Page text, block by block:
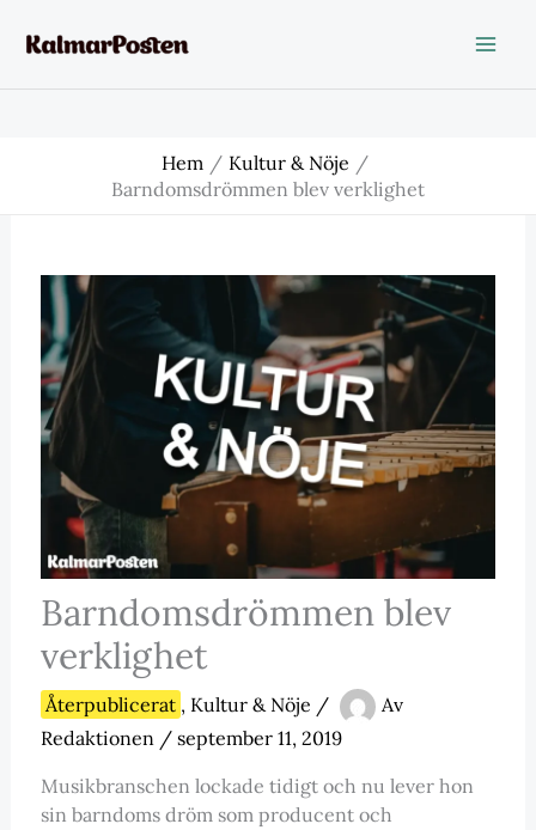
Hem
Kultur & Nöje
Barndomsdrömmen blev verklighet
Barndomsdrömmen blev
verklighet
Återpublicerat , Kultur & Nöje /
Av
Redaktionen / september 11, 2019
Musikbranschen lockade tidigt och nu lever hon
sin barndoms dröm som producent och